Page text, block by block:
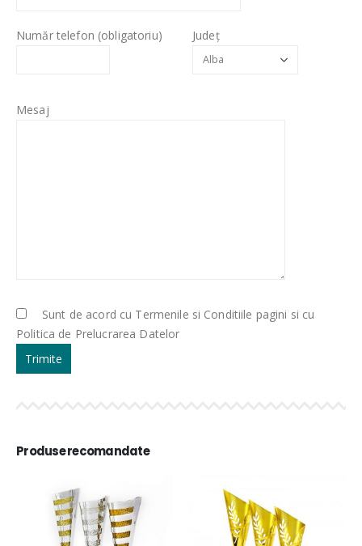
Număr telefon (obligatoriu) Județ
Mesaj
Sunt de acord cu Termenile si Conditiile pagini si cu
Politica de Prelucrarea Datelor
Produse recomandate